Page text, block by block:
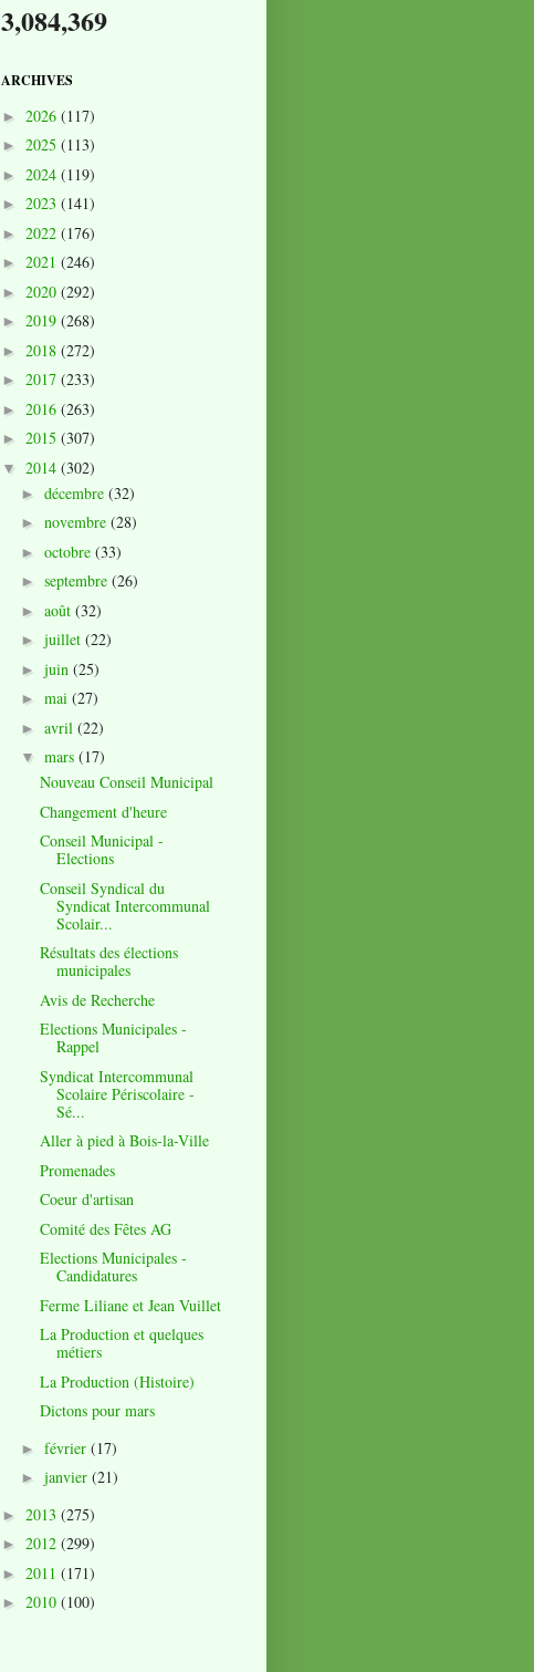
3,084,369
ARCHIVES
► 2026 (117)
► 2025 (113)
► 2024 (119)
► 2023 (141)
► 2022 (176)
► 2021 (246)
► 2020 (292)
► 2019 (268)
► 2018 (272)
► 2017 (233)
► 2016 (263)
► 2015 (307)
▼ 2014 (302)
► décembre (32)
► novembre (28)
► octobre (33)
► septembre (26)
► août (32)
► juillet (22)
► juin (25)
► mai (27)
► avril (22)
▼ mars (17)
Nouveau Conseil Municipal
Changement d'heure
Conseil Municipal -
Elections
Conseil Syndical du
Syndicat Intercommunal
Scolair...
Résultats des élections
municipales
Avis de Recherche
Elections Municipales -
Rappel
Syndicat Intercommunal
Scolaire Périscolaire -
Sé...
Aller à pied à Bois-la-Ville
Promenades
Coeur d'artisan
Comité des Fêtes AG
Elections Municipales -
Candidatures
Ferme Liliane et Jean Vuillet
La Production et quelques
métiers
La Production (Histoire)
Dictons pour mars
► février (17)
► janvier (21)
► 2013 (275)
► 2012 (299)
► 2011 (171)
► 2010 (100)